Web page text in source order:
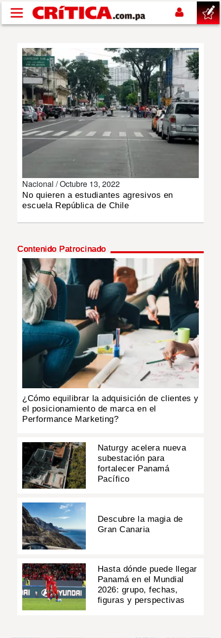
Pasar al contenido principal
SUCESOS
NACIONAL
POLÍTICA
SHOW
DEPORTES
MULTIMEDIA
IMPRESO
Nacional /Octubre 13, 2022
No quieren a estudiantes agresivos en
escuela República de Chile
Contenido Patrocinado
¿Cómo equilibrar la adquisición de clientes y
el posicionamiento de marca en el
Performance Marketing?
Naturgy acelera nueva
subestación para
fortalecer Panamá
Pacífico
Descubre la magia de
Gran Canaria
Hasta dónde puede llegar
Panamá en el Mundial
2026: grupo, fechas,
figuras y perspectivas